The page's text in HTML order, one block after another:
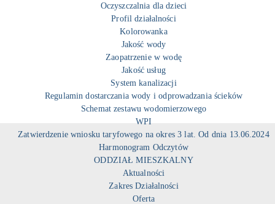
Oczyszczalnia dla dzieci
Profil działalności
Kolorowanka
Jakość wody
Zaopatrzenie w wodę
Jakość usług
System kanalizacji
Regulamin dostarczania wody i odprowadzania ścieków
Schemat zestawu wodomierzowego
WPI
Zatwierdzenie wniosku taryfowego na okres 3 lat. Od dnia 13.06.2024
Harmonogram Odczytów
ODDZIAŁ MIESZKALNY
Aktualności
Zakres Działalności
Oferta